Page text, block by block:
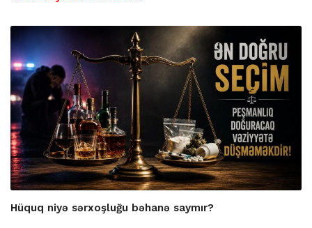
Hüquq niyə sərxoşluğu bəhanə saymır?